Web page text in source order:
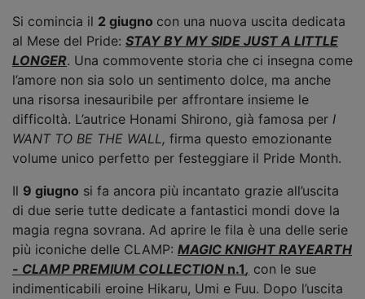
Si comincia il 2 giugno con una nuova uscita dedicata
al Mese del Pride: STAY BY MY SIDE JUST A LITTLE
LONGER. Una commovente storia che ci insegna come
l’amore non sia solo un sentimento dolce, ma anche
una risorsa inesauribile per affrontare insieme le
difficoltà. L’autrice Honami Shirono, già famosa per I
WANT TO BE THE WALL, firma questo emozionante
volume unico perfetto per festeggiare il Pride Month.
Il 9 giugno si fa ancora più incantato grazie all’uscita
di due serie tutte dedicate a fantastici mondi dove la
magia regna sovrana. Ad aprire le fila è una delle serie
più iconiche delle CLAMP: MAGIC KNIGHT RAYEARTH
- CLAMP PREMIUM COLLECTION n.1, con le sue
indimenticabili eroine Hikaru, Umi e Fuu. Dopo l’uscita